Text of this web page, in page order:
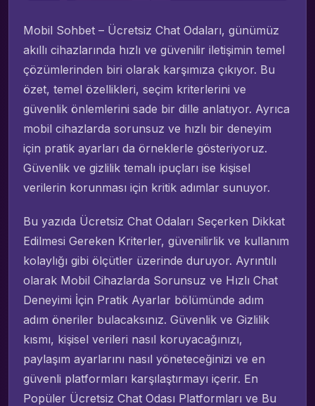
Mobil Sohbet – Ücretsiz Chat Odaları, günümüz
akıllı cihazlarında hızlı ve güvenilir iletişimin temel
çözümlerinden biri olarak karşımıza çıkıyor. Bu
özet, temel özellikleri, seçim kriterlerini ve
güvenlik önlemlerini sade bir dille anlatıyor. Ayrıca
mobil cihazlarda sorunsuz ve hızlı bir deneyim
için pratik ayarları da örneklerle gösteriyoruz.
Güvenlik ve gizlilik temalı ipuçları ise kişisel
verilerin korunması için kritik adımlar sunuyor.
Bu yazıda Ücretsiz Chat Odaları Seçerken Dikkat
Edilmesi Gereken Kriterler, güvenilirlik ve kullanım
kolaylığı gibi ölçütler üzerinde duruyor. Ayrıntılı
olarak Mobil Cihazlarda Sorunsuz ve Hızlı Chat
Deneyimi İçin Pratik Ayarlar bölümünde adım
adım öneriler bulacaksınız. Güvenlik ve Gizlilik
kısmı, kişisel verileri nasıl koruyacağınızı,
paylaşım ayarlarını nasıl yöneteceğinizi ve en
güvenli platformları karşılaştırmayı içerir. En
Popüler Ücretsiz Chat Odası Platformları ve Bu